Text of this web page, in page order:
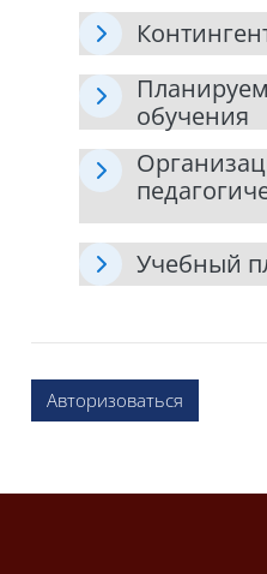
обучения
Учебный
Авторизоваться